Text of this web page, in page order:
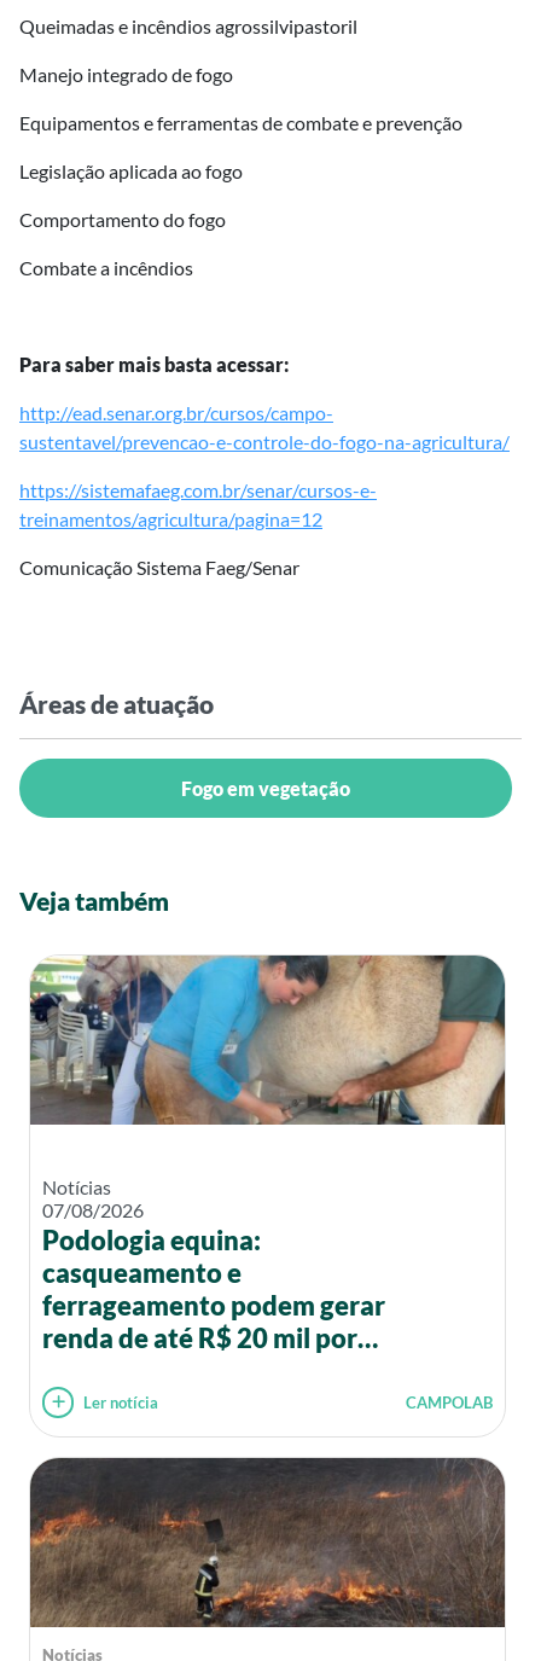
Queimadas e incêndios agrossilvipastoril
Manejo integrado de fogo
Equipamentos e ferramentas de combate e prevenção
Legislação aplicada ao fogo
Comportamento do fogo
Combate a incêndios
Para saber mais basta acessar:
http://ead.senar.org.br/cursos/campo-
sustentavel/prevencao-e-controle-do-fogo-na-agricultura/
https://sistemafaeg.com.br/senar/cursos-e-
treinamentos/agricultura/pagina=12
Comunicação Sistema Faeg/Senar
Áreas de atuação
Fogo em vegetação
Veja também
Notícias
07/08/2026
Podologia equina:
casqueamento e
ferrageamento podem gerar
renda de até R$ 20 mil por
Ler notícia CAMPOLAB
Notícias